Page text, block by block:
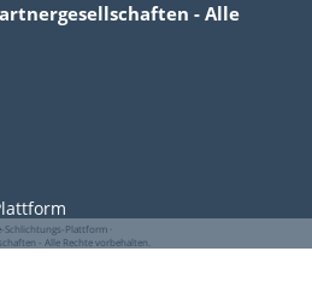
- Alle
Schlichtungs-Plattform
- Alle Rechte vorbehalten.